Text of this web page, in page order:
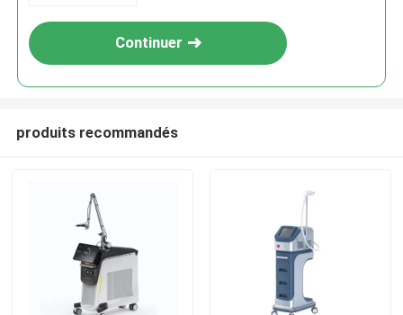
Continuer
produits recommandés